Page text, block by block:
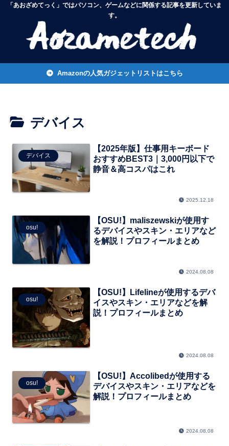
「あおざめてっく」ではパソコン、ゲームなどに関係する記事を更新していま
す。
Amazonの人気ガジェットリストはこちら
デバイス
デバイス
【2025年版】仕事用キーボード
おすすめBEST3｜3,000円以下で
静音＆高コスパはこれ
2025.12.18
osu!
【OSU!】maliszewskiが使用す
るデバイスやスキン・エリアなど
を解説！プロフィールまとめ
2024.08.08
osu!
【OSU!】Lifelineが使用するデバ
イスやスキン・エリアなどを解
説！プロフィールまとめ
2024.08.08
osu!
【OSU!】Accolibedが使用する
デバイスやスキン・エリアなどを
解説！プロフィールまとめ
2024.08.08